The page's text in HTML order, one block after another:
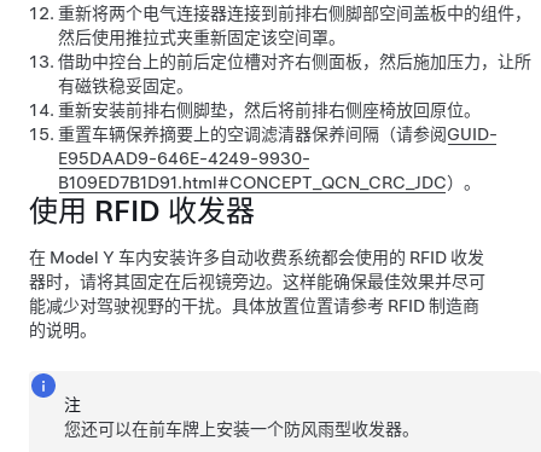
重新将两个电气连接器连接到前排右侧脚部空间盖板中的组件，
然后使用推拉式夹重新固定该空间罩。
借助中控台上的前后定位槽对齐右侧面板，然后施加压力，让所
有磁铁稳妥固定。
重新安装前排右侧脚垫，然后将前排右侧座椅放回原位。
重置车辆保养摘要上的空调滤清器保养间隔（请参阅GUID-
E95DAAD9-646E-4249-9930-
B109ED7B1D91.html#CONCEPT_QCN_CRC_JDC）。
使用 RFID 收发器
在 Model Y 车内安装许多自动收费系统都会使用的 RFID 收发
器时，请将其固定在后视镜旁边。这样能确保最佳效果并尽可
能减少对驾驶视野的干扰。具体放置位置请参考 RFID 制造商
的说明。
注
您还可以在前车牌上安装一个防风雨型收发器。